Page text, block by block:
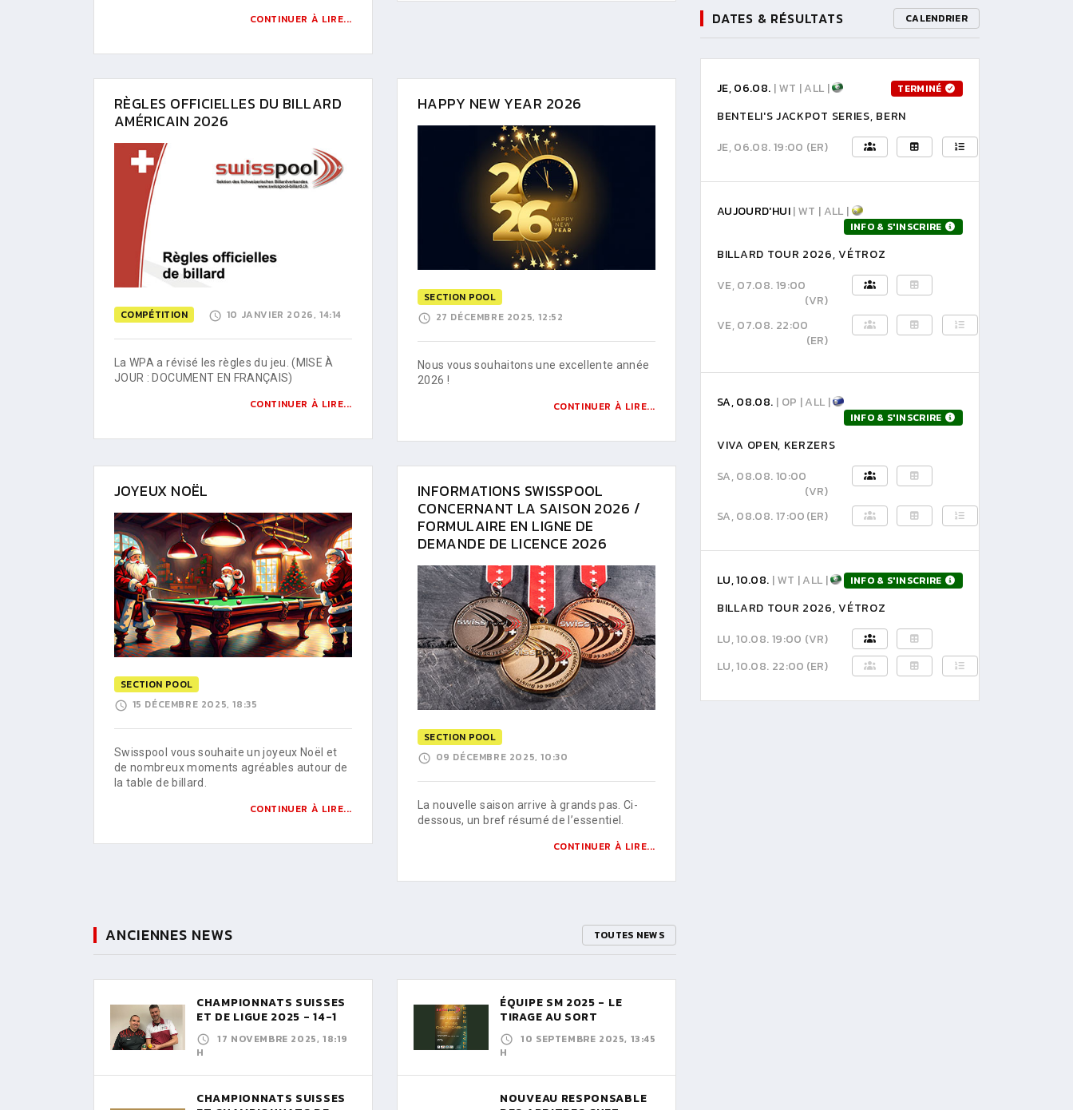
CONTINUER À LIRE...
RÈGLES OFFICIELLES DU BILLARD
AMÉRICAIN 2026
COMPÉTITION 10 JANVIER 2026, 14:14
La WPA a révisé les règles du jeu. (MISE À
JOUR : DOCUMENT EN FRANÇAIS)
CONTINUER À LIRE...
HAPPY NEW YEAR 2026
SECTION POOL
27 DÉCEMBRE 2025, 12:52
Nous vous souhaitons une excellente année
2026 !
CONTINUER À LIRE...
JOYEUX NOËL
SECTION POOL
15 DÉCEMBRE 2025, 18:35
Swisspool vous souhaite un joyeux Noël et
de nombreux moments agréables autour de
la table de billard.
CONTINUER À LIRE...
INFORMATIONS SWISSPOOL
CONCERNANT LA SAISON 2026 /
FORMULAIRE EN LIGNE DE
DEMANDE DE LICENCE 2026
SECTION POOL
09 DÉCEMBRE 2025, 10:30
La nouvelle saison arrive à grands pas. Ci-
dessous, un bref résumé de l’essentiel.
CONTINUER À LIRE...
ANCIENNES NEWS TOUTES NEWS
CHAMPIONNATS SUISSES
ET DE LIGUE 2025 - 14-1
17 NOVEMBRE 2025, 18:19
H
CHAMPIONNATS SUISSES
ÉQUIPE SM 2025 - LE
TIRAGE AU SORT
10 SEPTEMBRE 2025, 13:45
H
NOUVEAU RESPONSABLE
DATES & RÉSULTATS CALENDRIER
JE, 06.08. | WT | ALL | TERMINÉ
BENTELI'S JACKPOT SERIES, BERN
JE, 06.08. 19:00 (ER)
AUJOURD'HUI| WT | ALL |
INFO & S'INSCRIRE
BILLARD TOUR 2026, VÉTROZ
VE, 07.08. 19:00
(VR)
VE, 07.08. 22:00
(ER)
SA, 08.08. | OP | ALL |
INFO & S'INSCRIRE
VIVA OPEN, KERZERS
SA, 08.08. 10:00
(VR)
SA, 08.08. 17:00(ER)
LU, 10.08. | WT | ALL | INFO & S'INSCRIRE
BILLARD TOUR 2026, VÉTROZ
LU, 10.08. 19:00 (VR)
LU, 10.08. 22:00 (ER)